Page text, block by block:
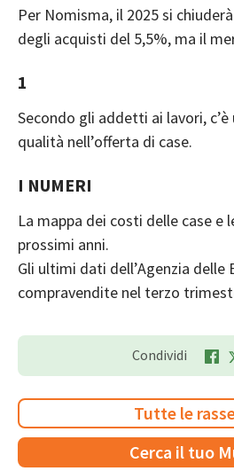
Per Nomisma, il 2025 si
degli acquisti del 5,5%, ma il
1
Secondo gli addetti ai lavori,
qualità nell’offerta di case.
I NUMERI
La mappa dei costi delle case e
prossimi anni.
Gli ultimi dati dell’Agenzia delle
compravendite nel terzo
Condividi
Tutte le
Cerca il tuo